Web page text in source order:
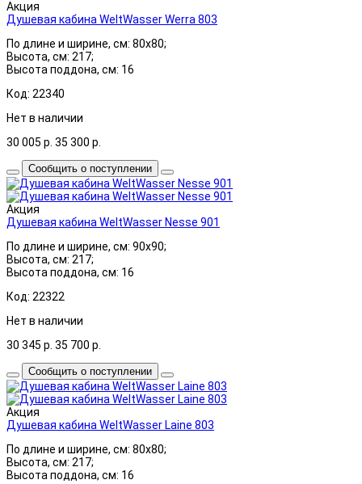
Акция
Душевая кабина WeltWasser Werra 803
По длине и ширине, см: 80x80;
Высота, см: 217;
Высота поддона, см: 16
Код: 22340
Нет в наличии
30 005 р. 35 300 р.
Сообщить о поступлении
Акция
Душевая кабина WeltWasser Nesse 901
По длине и ширине, см: 90x90;
Высота, см: 217;
Высота поддона, см: 16
Код: 22322
Нет в наличии
30 345 р. 35 700 р.
Сообщить о поступлении
Акция
Душевая кабина WeltWasser Laine 803
По длине и ширине, см: 80x80;
Высота, см: 217;
Высота поддона, см: 16